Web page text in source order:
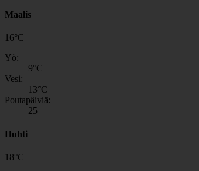
Maalis
16°C
Yö:
9°C
Vesi:
13°C
Poutapäiviä:
25
Huhti
18°C